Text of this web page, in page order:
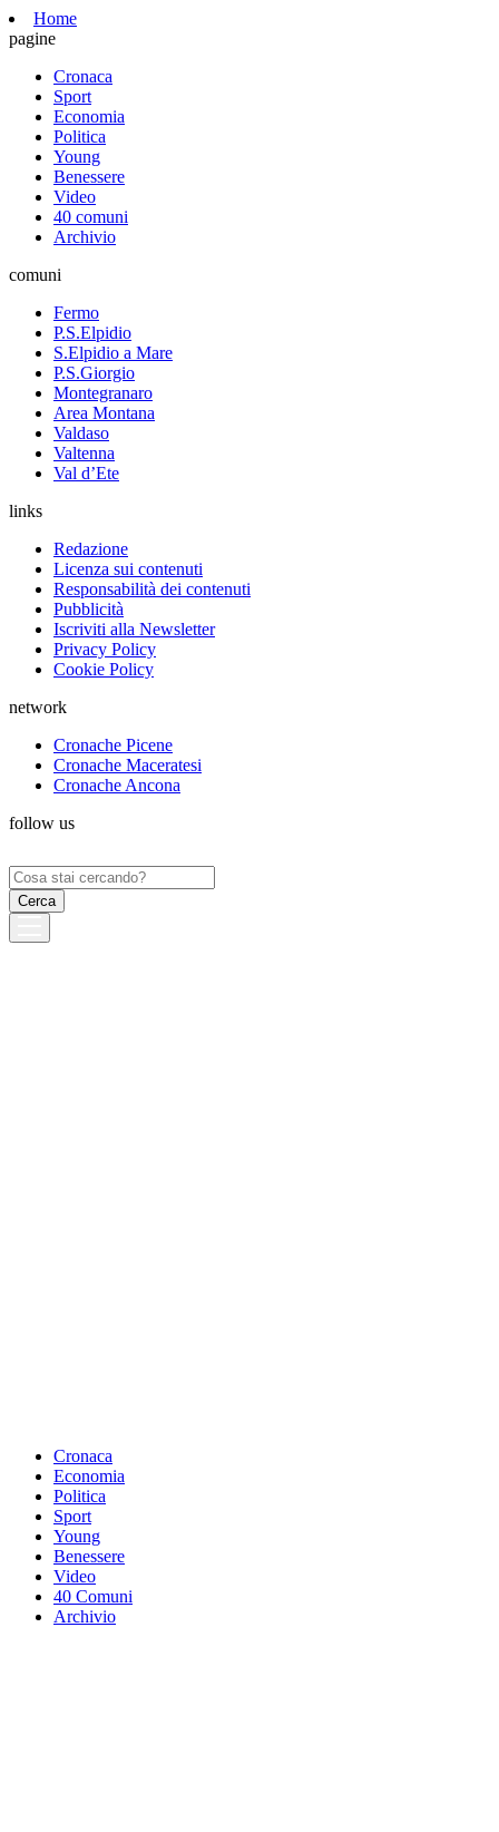
Home
pagine
Cronaca
Sport
Economia
Politica
Young
Benessere
Video
40 comuni
Archivio
comuni
Fermo
P.S.Elpidio
S.Elpidio a Mare
P.S.Giorgio
Montegranaro
Area Montana
Valdaso
Valtenna
Val d’Ete
links
Redazione
Licenza sui contenuti
Responsabilità dei contenuti
Pubblicità
Iscriviti alla Newsletter
Privacy Policy
Cookie Policy
network
Cronache Picene
Cronache Maceratesi
Cronache Ancona
follow us
Ricerca
per:
Cronaca
Economia
Politica
Sport
Young
Benessere
Video
40 Comuni
Archivio